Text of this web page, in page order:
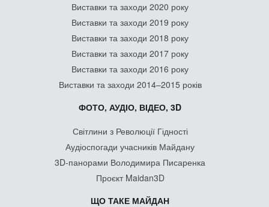
Виставки та заходи 2020 року
Виставки та заходи 2019 року
Виставки та заходи 2018 року
Виставки та заходи 2017 року
Виставки та заходи 2016 року
Виставки та заходи 2014–2015 років
ФОТО, АУДІО, ВІДЕО, 3D
Світлини з Революції Гідності
Аудіоспогади учасників Майдану
3D-панорами Володимира Писаренка
Проєкт Maidan3D
ЩО ТАКЕ МАЙДАН